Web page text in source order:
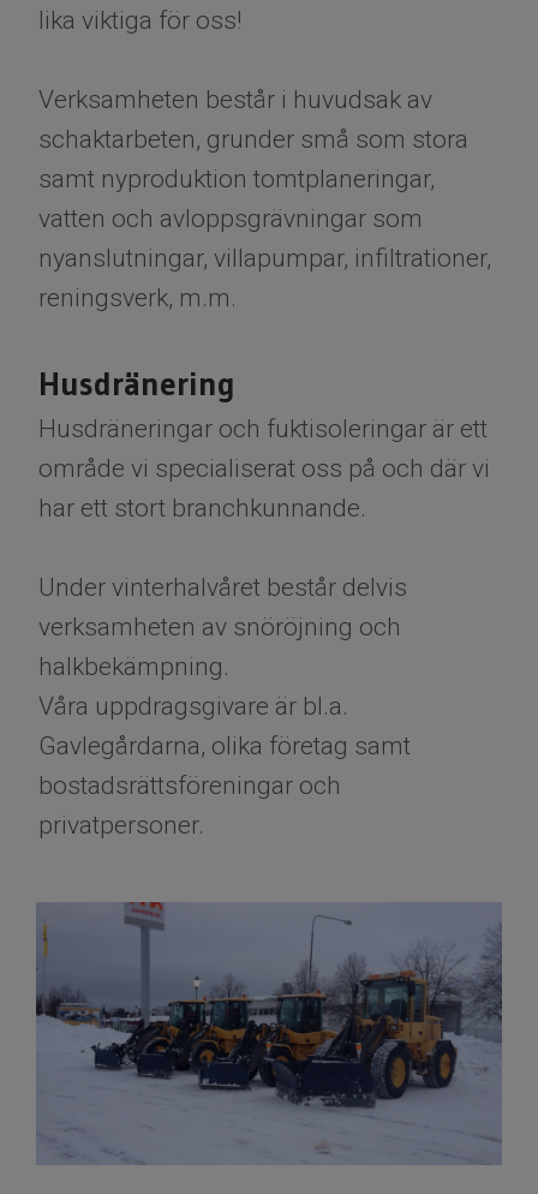
lika viktiga för oss!
Verksamheten består i huvudsak av
schaktarbeten, grunder små som stora
samt nyproduktion tomtplaneringar,
vatten och avloppsgrävningar som
nyanslutningar, villapumpar, infiltrationer,
reningsverk, m.m.
Husdränering
Husdräneringar och fuktisoleringar är ett
område vi specialiserat oss på och där vi
har ett stort branchkunnande.
Under vinterhalvåret består delvis
verksamheten av snöröjning och
halkbekämpning.
Våra uppdragsgivare är bl.a.
Gavlegårdarna, olika företag samt
bostadsrättsföreningar och
privatpersoner.